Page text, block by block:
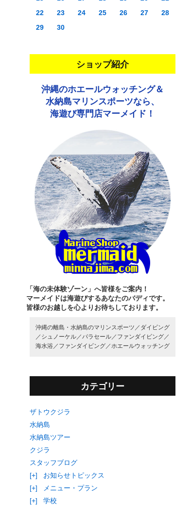
22
23 24 25 26 27
28
29
30
ショップ紹介
沖縄のホエールウォッチング＆
水納島マリンスポーツなら、
海遊び専門店マーメイド！
「海の未体験ゾーン」へ皆様をご案内！
マーメイドは海遊びするあなたのバディです。
皆様のお越しを心よりお待ちしております。
沖縄の離島・水納島のマリンスポーツ／ ダイビング
／ シュノーケル／ パラセール／ ファンダイビング／
海水浴／ ファンダイビング／ ホエールウォッチング
カテゴリー
ザトウクジラ
水納島
水納島ツアー
クジラ
スタッフブログ
[+]
お知らせトピックス
[+]
メニュー・プラン
[+]
学校